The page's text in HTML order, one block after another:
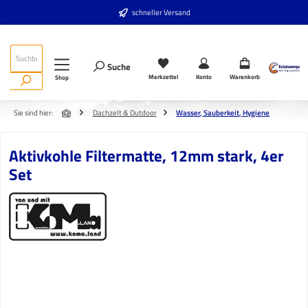
schneller Versand
Shop
Suche
Merkzettel Konto Warenkorb
Sie sind hier: Dachzelt & Outdoor Wasser, Sauberkeit, Hygiene
Aktivkohle Filtermatte, 12mm stark, 4er
Set